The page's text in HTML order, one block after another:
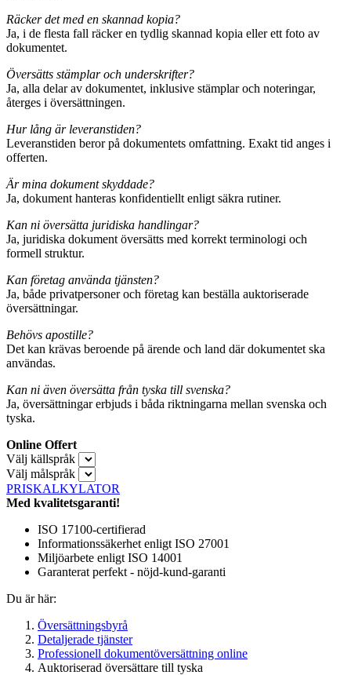
Räcker det med en skannad kopia?
Ja, i de flesta fall räcker en tydlig skannad kopia eller ett foto av
dokumentet.
Översätts stämplar och underskrifter?
Ja, alla delar av dokumentet, inklusive stämplar och noteringar,
återges i översättningen.
Hur lång är leveranstiden?
Leveranstiden beror på dokumentets omfattning. Exakt tid anges i
offerten.
Är mina dokument skyddade?
Ja, dokument hanteras konfidentiellt enligt säkra rutiner.
Kan ni översätta juridiska handlingar?
Ja, juridiska dokument översätts med korrekt terminologi och
formell struktur.
Kan företag använda tjänsten?
Ja, både privatpersoner och företag kan beställa auktoriserade
översättningar.
Behövs apostille?
Det kan krävas beroende på ärende och land där dokumentet ska
användas.
Kan ni även översätta från tyska till svenska?
Ja, översättningar erbjuds i båda riktningarna mellan svenska och
tyska.
Online Offert
Välj källspråk
Välj målspråk
PRISKALKYLATOR
Med kvalitetsgaranti!
ISO 17100-certifierad
Informationssäkerhet enligt ISO 27001
Miljöarbete enligt ISO 14001
Garanterat perfekt - nöjd-kund-garanti
Du är här:
Översättningsbyrå
Detaljerade tjänster
Professionell dokumentöversättning online
Auktoriserad översättare till tyska